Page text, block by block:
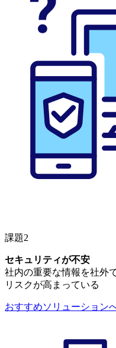
課題2
セキュリティが不安
社内の重要な情報を社外
リスクが高まっている
おすすめソリューション